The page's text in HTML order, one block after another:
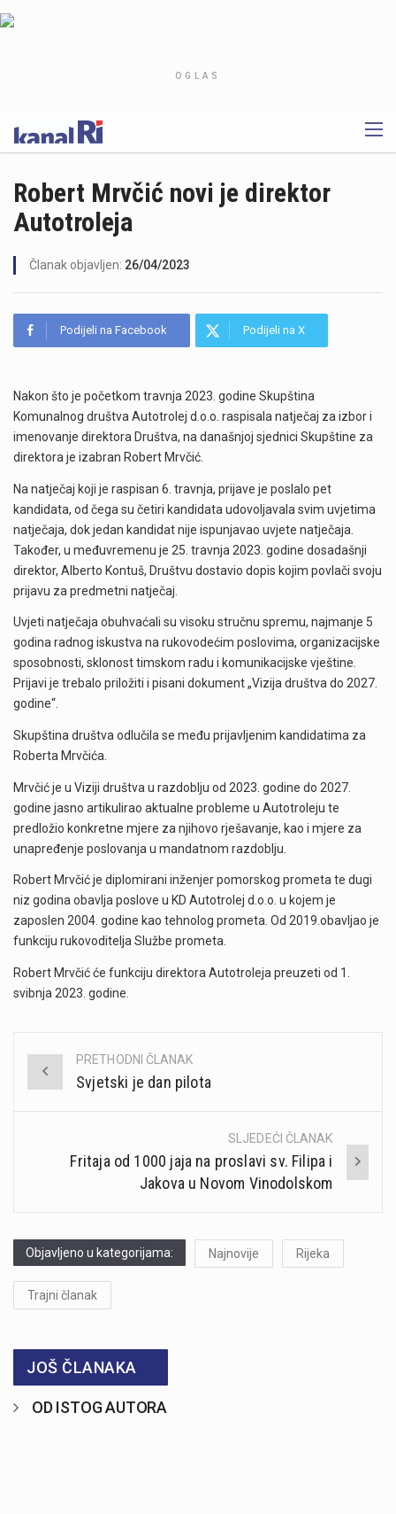
OGLAS
Robert Mrvčić novi je direktor
Autotroleja
Članak objavljen: 26/04/2023
Podijeli na Facebook Podijeli na X
Nakon što je početkom travnja 2023. godine Skupština
Komunalnog društva Autotrolej d.o.o. raspisala natječaj za izbor i
imenovanje direktora Društva, na današnjoj sjednici Skupštine za
direktora je izabran Robert Mrvčić.
Na natječaj koji je raspisan 6. travnja, prijave je poslalo pet
kandidata, od čega su četiri kandidata udovoljavala svim uvjetima
natječaja, dok jedan kandidat nije ispunjavao uvjete natječaja.
Također, u međuvremenu je 25. travnja 2023. godine dosadašnji
direktor, Alberto Kontuš, Društvu dostavio dopis kojim povlači svoju
prijavu za predmetni natječaj.
Uvjeti natječaja obuhvaćali su visoku stručnu spremu, najmanje 5
godina radnog iskustva na rukovodećim poslovima, organizacijske
sposobnosti, sklonost timskom radu i komunikacijske vještine.
Prijavi je trebalo priložiti i pisani dokument „Vizija društva do 2027.
godine“.
Skupština društva odlučila se među prijavljenim kandidatima za
Roberta Mrvčića.
Mrvčić je u Viziji društva u razdoblju od 2023. godine do 2027.
godine jasno artikulirao aktualne probleme u Autotroleju te
predložio konkretne mjere za njihovo rješavanje, kao i mjere za
unapređenje poslovanja u mandatnom razdoblju.
Robert Mrvčić je diplomirani inženjer pomorskog prometa te dugi
niz godina obavlja poslove u KD Autotrolej d.o.o. u kojem je
zaposlen 2004. godine kao tehnolog prometa. Od 2019.obavljao je
funkciju rukovoditelja Službe prometa.
Robert Mrvčić će funkciju direktora Autotroleja preuzeti od 1.
svibnja 2023. godine.
Post
navigation
PRETHODNI ČLANAK
Svjetski je dan pilota
SLJEDEĆI ČLANAK
Fritaja od 1000 jaja na proslavi sv. Filipa i
Jakova u Novom Vinodolskom
Objavljeno u kategorijama: Najnovije Rijeka
Trajni članak
JOŠ ČLANAKA
OD ISTOG AUTORA